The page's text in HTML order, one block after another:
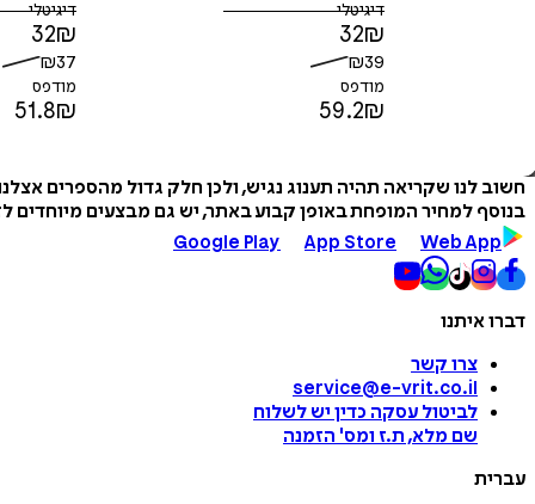
דיגיטלי
32₪
₪39
מודפס
59.2₪
דיגיטלי
32₪
₪37
מודפס
51.8₪
חשוב לנו שקריאה תהיה תענוג נגיש, ולכן חלק גדול מהספרים
בנוסף למחיר המופחת באופן קבוע באתר, יש גם מבצעים מיוחדים
Google Play
App Store Web App
דברו איתנו
צרו קשר
service@e-vrit.co.il
לביטול עסקה כדין יש לשלוח
שם מלא, ת.ז ומס' הזמנה
עברית